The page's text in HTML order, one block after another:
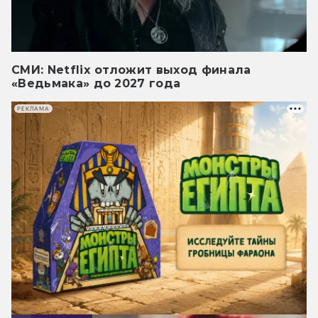
СМИ: Netflix отложит выход финала
«Ведьмака» до 2027 года
РЕКЛАМА